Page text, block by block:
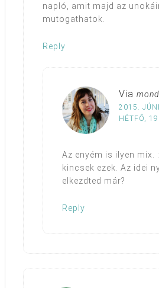
napló, amit majd az
mutogathatok.
Reply
Via
2015.
HÉTFŐ,
Az enyém is ilyen mix.
kincsek ezek. Az idei
elkezdted már?
Reply